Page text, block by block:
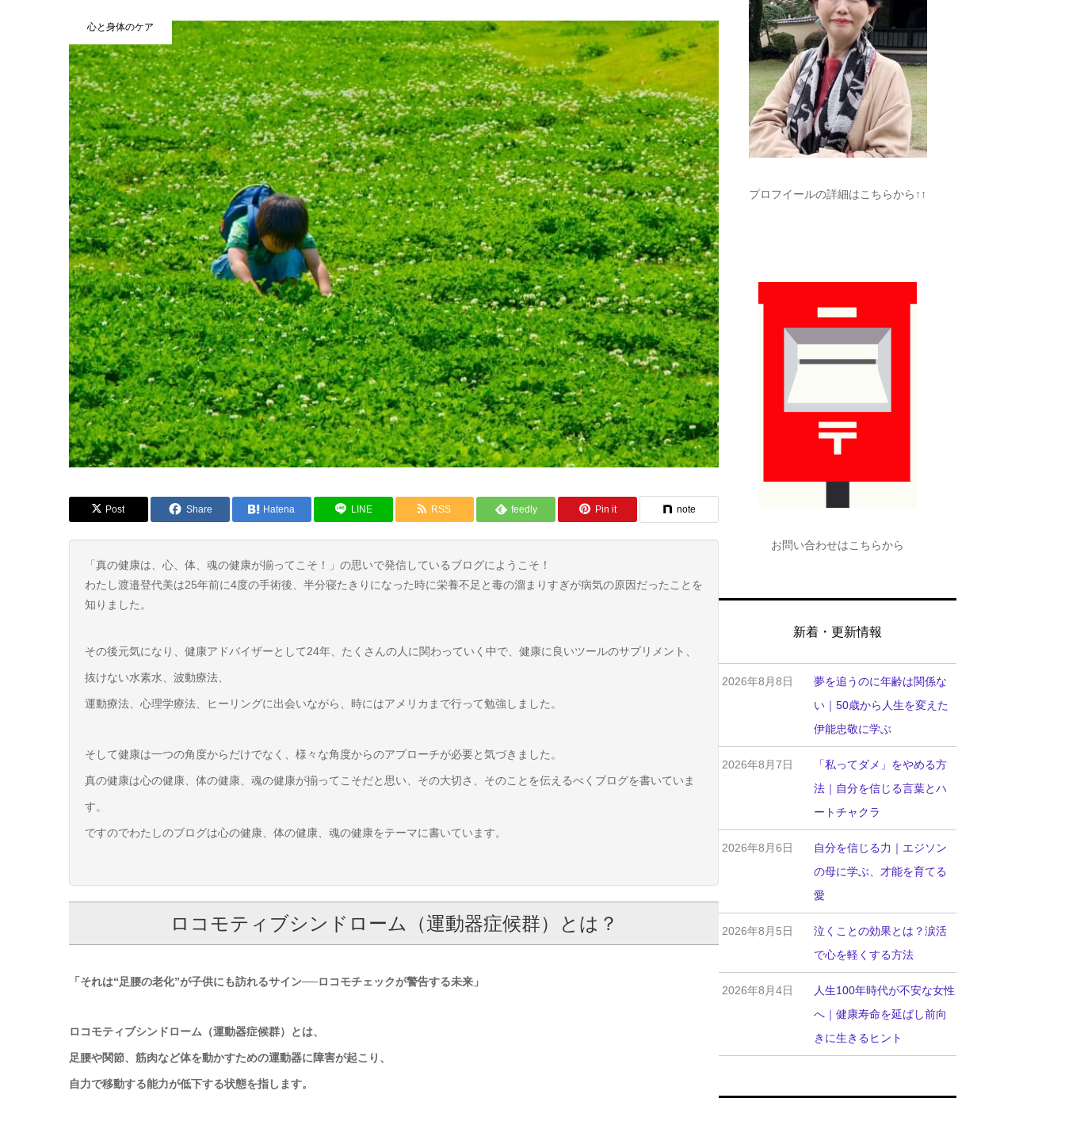
心と身体のケア
Post Share Hatena LINE RSS feedly Pin it note
「真の健康は、心、体、魂の健康が揃ってこそ！」の思いで発信しているブログにようこそ！
わたし渡邉登代美は25年前に4度の手術後、半分寝たきりになった時に栄養不足と毒の溜まりすぎが病気の原因だったことを
知りました。
その後元気になり、健康アドバイザーとして24年、たくさんの人に関わっていく中で、健康に良いツールのサプリメント、
抜けない水素水、波動療法、
運動療法、心理学療法、ヒーリングに出会いながら、時にはアメリカまで行って勉強しました。
そして健康は一つの角度からだけでなく、様々な角度からのアプローチが必要と気づきました。
真の健康は心の健康、体の健康、魂の健康が揃ってこそだと思い、その大切さ、そのことを伝えるべくブログを書いていま
す。
ですのでわたしのブログは心の健康、体の健康、魂の健康をテーマに書いています。
ロコモティブシンドローム（運動器症候群）とは？
「それは“足腰の老化”が子供にも訪れるサイン──ロコモチェックが警告する未来」
ロコモティブシンドローム（運動器症候群）とは、
足腰や関節、筋肉など体を動かすための運動器に障害が起こり、
自力で移動する能力が低下する状態を指します。
プロフイールの詳細はこちらから↑↑
お問い合わせはこちらから
新着・更新情報
2026年8月8日
夢を追うのに年齢は関係な
い｜50歳から人生を変えた
伊能忠敬に学ぶ
2026年8月7日
「私ってダメ」をやめる方
法｜自分を信じる言葉とハ
ートチャクラ
2026年8月6日
自分を信じる力｜エジソン
の母に学ぶ、才能を育てる
愛
2026年8月5日
泣くことの効果とは？涙活
で心を軽くする方法
2026年8月4日
人生100年時代が不安な女性
へ｜健康寿命を延ばし前向
きに生きるヒント